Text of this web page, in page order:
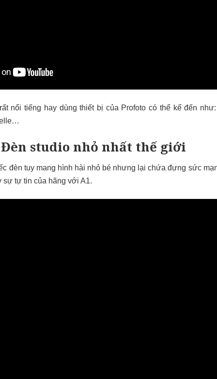
nổi tiếng hay dùng thiết bị của Profoto có thể kể đến
…
Đèn studio nhỏ nhất thế giới
đèn tuy mang hình hài nhỏ bé nhưng lại chứa đựng sức
sự tự tin của hãng với A1.